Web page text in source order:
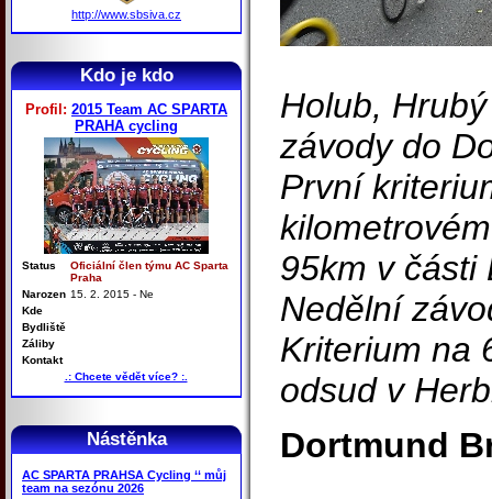
http://www.sbsiva.cz
Kdo je kdo
Profil: 2015 Team AC SPARTA
PRAHA cycling
Status
Oficiální člen týmu AC Sparta
Praha
Narozen 15. 2. 2015 - Ne
Kde
Bydliště
Záliby
Kontakt
.: Chcete vědět více? :.
Nástěnka
AC SPARTA PRAHSA Cycling ‘‘ můj
team na sezónu 2026
Holub,
závody do
První
95km v části
Nedělní
Kriterium na
odsud v
Dortmund